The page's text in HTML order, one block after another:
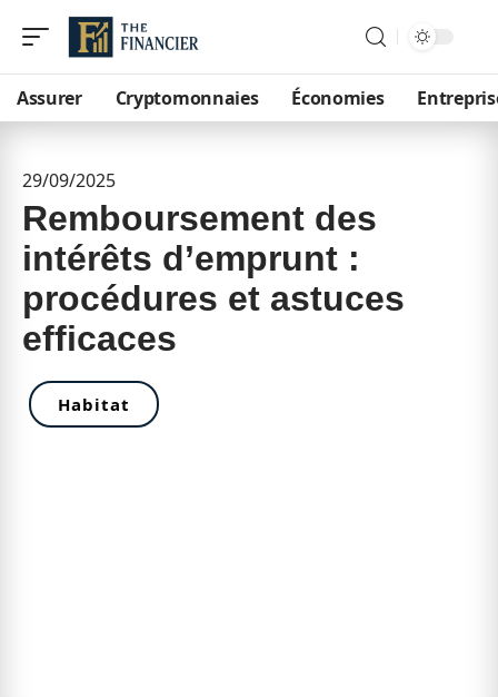
Assurer Cryptomonnaies Économies
29/09/2025
Remboursement des
intérêts d’emprunt :
procédures et astuces
efficaces
Habitat